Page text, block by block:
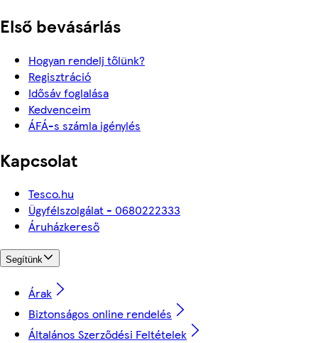
Első bevásárlás
Hogyan rendelj tőlünk?
Regisztráció
Idősáv foglalása
Kedvenceim
ÁFÁ-s számla igénylés
Kapcsolat
Tesco.hu
Ügyfélszolgálat - 0680222333
Áruházkereső
Segítünk
Árak
Biztonságos online rendelés
Általános Szerződési Feltételek